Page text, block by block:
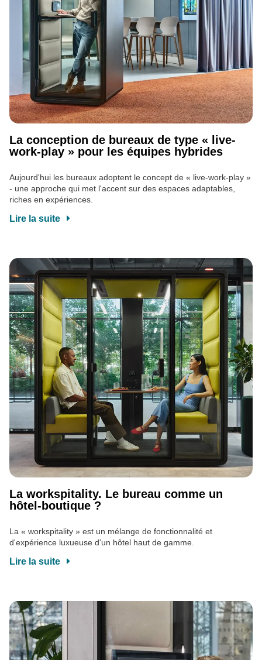
La conception de bureaux de type « live-
work-play » pour les équipes hybrides
Aujourd'hui les bureaux adoptent le concept de « live-work-play »
- une approche qui met l'accent sur des espaces adaptables,
riches en expériences.
Lire la suite
La workspitality. Le bureau comme un
hôtel-boutique ?
La « workspitality » est un mélange de fonctionnalité et
d'expérience luxueuse d'un hôtel haut de gamme.
Lire la suite